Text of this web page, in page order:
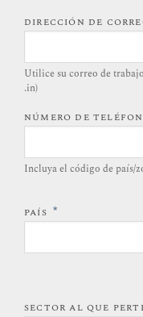
DIRECCIÓN DE
Utilice su correo de
.in)
NÚMERO DE
Incluya el código de país/
PAÍS *
SECTOR AL QUE